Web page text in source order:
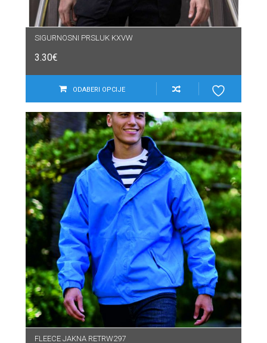
SIGURNOSNI PRSLUK KXVW
3.30€
ODABERI OPCIJE
FLEECE JAKNA RETRW297